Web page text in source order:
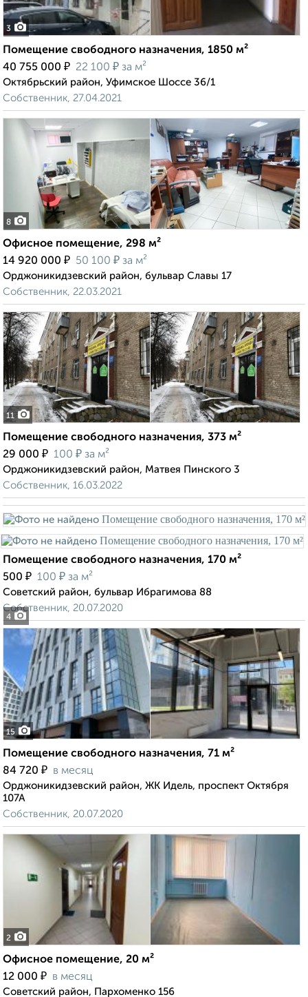
3
Помещение свободного назначения, 1850 м²
40 755 000 ₽ 22 100 ₽ за м²
Октябрьский район, Уфимское Шоссе 36/1
Собственник, 27.04.2021
8
Офисное помещение, 298 м²
14 920 000 ₽ 50 100 ₽ за м²
Орджоникидзевский район, бульвар Славы 17
Собственник, 22.03.2021
11
Помещение свободного назначения, 373 м²
29 000 ₽ 100 ₽ за м²
Орджоникидзевский район, Матвея Пинского 3
Собственник, 16.03.2022
4
Помещение свободного назначения, 170 м²
500 ₽ 100 ₽ за м²
Советский район, бульвар Ибрагимова 88
Собственник, 20.07.2020
15
Помещение свободного назначения, 71 м²
84 720 ₽ в месяц
Орджоникидзевский район, ЖК Идель, проспект Октября
107А
Собственник, 20.07.2020
2
Офисное помещение, 20 м²
12 000 ₽ в месяц
Советский район, Пархоменко 156